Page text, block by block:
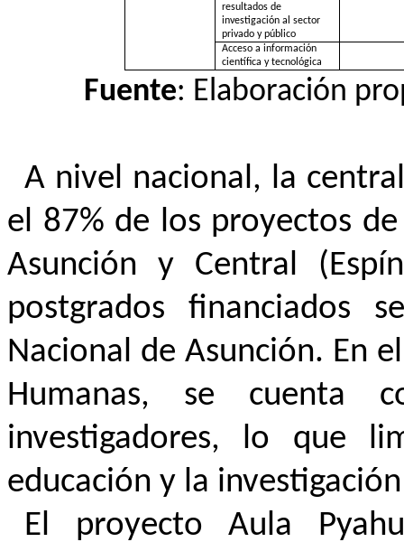
resultados de
investigación al sector
privado y público
Acceso a información
científica y tecnológica
Fuente: Elaboración
A nivel nacional, la
el 87% de los proyectos
Asunción y Central
postgrados financiados
Nacional de Asunción. En
Humanas, se cuenta
investigadores, lo que
educación y la
El proyecto Aula